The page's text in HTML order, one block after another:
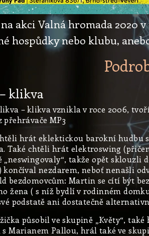
akci Valná hromada 2020
hospůdky nebo klubu,
klikva
– klikva vznikla v roce 2006,
přehrávače MP3
hrát eklektickou barokní hudbu
Také chtěli hrát elektroswing
„neswingovaly“, takže opět
nezdarem, neboť nenašli
bezdomovcům: Martin se cítí být
žena ( s níž bydlí v rodinném
podstatě ani dostatečně
působil ve skupině „Květy“, také
Marianem Pallou, hrál také ve